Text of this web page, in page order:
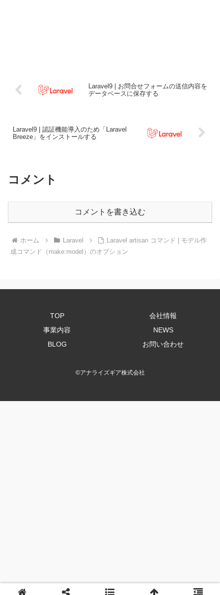
Laravel9 | お問合せフォームの送信内容を
データベースに保存する
Laravel9 | 認証機能導入のため「Laravel
Breeze」をインストールする
コメント
コメントを書き込む
ホーム Laravel
Laravel artisan コマンド | モデル作
成コマンド（make:model）のオプション
TOP
会社情報
事業内容
NEWS
BLOG
お問い合わせ
©アナライズギア株式会社